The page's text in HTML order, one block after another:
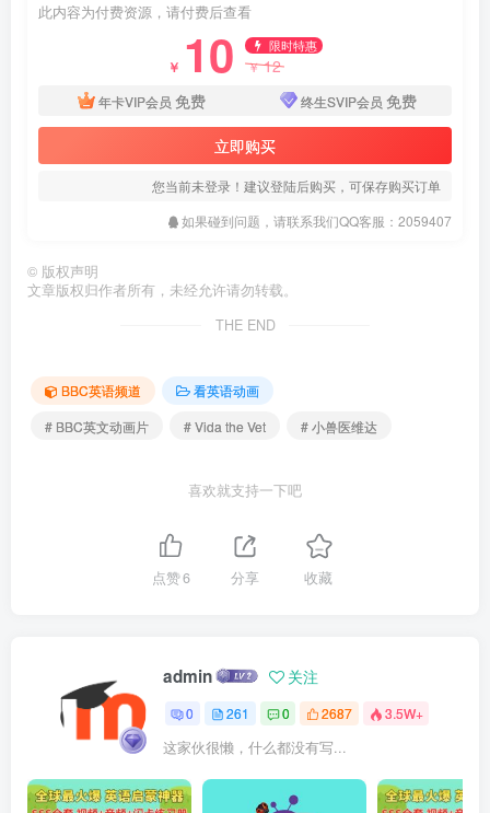
此内容为付费资源，请付费后查看
￥ 10 限时特惠
￥12
年卡VIP会员 免费 终生SVIP会员 免费
立即购买
您当前未登录！建议登陆后购买，可保存购买订单
如果碰到问题，请联系我们QQ客服：2059407
© 版权声明
文章版权归作者所有，未经允许请勿转载。
THE END
BBC英语频道
看英语动画
# BBC英文动画片
# Vida the Vet # 小兽医维达
喜欢就支持一下吧
点赞6 分享 收藏
admin 关注
0 261 0 2687 3.5W+
这家伙很懒，什么都没有写...